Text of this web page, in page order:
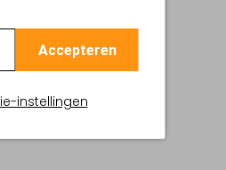
Accepteren
instellingen